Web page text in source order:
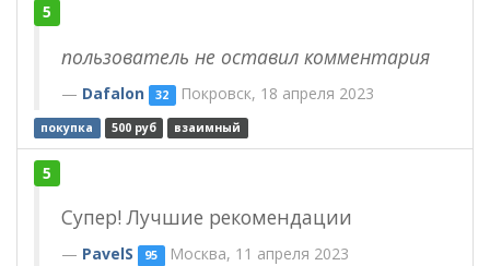
5
пользователь не оставил комментария
Dafalon 32 Покровск, 18 апреля 2023
покупка 500 руб взаимный
5
Супер! Лучшие рекомендации
PavelS 95 Москва, 11 апреля 2023